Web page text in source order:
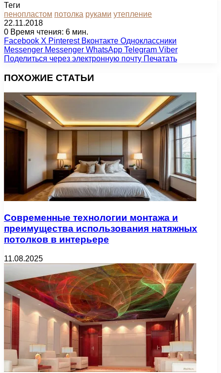
Теги
пенопластом потолка руками утепление
22.11.2018
0 Время чтения: 6 мин.
Facebook X Pinterest Вконтакте Одноклассники
Messenger Messenger WhatsApp Telegram Viber
Поделиться через электронную почту Печатать
ПОХОЖИЕ СТАТЬИ
Современные технологии монтажа и
преимущества использования натяжных
потолков в интерьере
11.08.2025